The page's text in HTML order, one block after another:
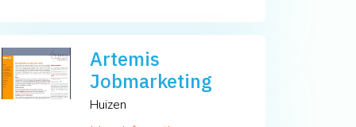
Artemis
Jobmarketing
Huizen